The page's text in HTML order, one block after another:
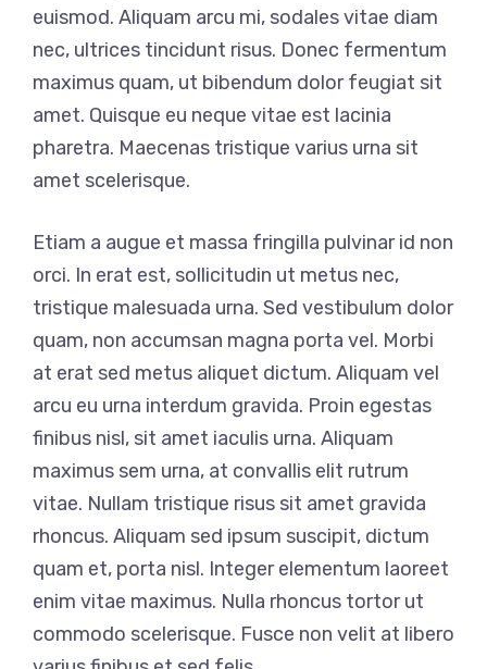
euismod. Aliquam arcu mi, sodales vitae diam
nec, ultrices tincidunt risus. Donec fermentum
maximus quam, ut bibendum dolor feugiat sit
amet. Quisque eu neque vitae est lacinia
pharetra. Maecenas tristique varius urna sit
amet scelerisque.
Etiam a augue et massa fringilla pulvinar id non
orci. In erat est, sollicitudin ut metus nec,
tristique malesuada urna. Sed vestibulum dolor
quam, non accumsan magna porta vel. Morbi
at erat sed metus aliquet dictum. Aliquam vel
arcu eu urna interdum gravida. Proin egestas
finibus nisl, sit amet iaculis urna. Aliquam
maximus sem urna, at convallis elit rutrum
vitae. Nullam tristique risus sit amet gravida
rhoncus. Aliquam sed ipsum suscipit, dictum
quam et, porta nisl. Integer elementum laoreet
enim vitae maximus. Nulla rhoncus tortor ut
commodo scelerisque. Fusce non velit at libero